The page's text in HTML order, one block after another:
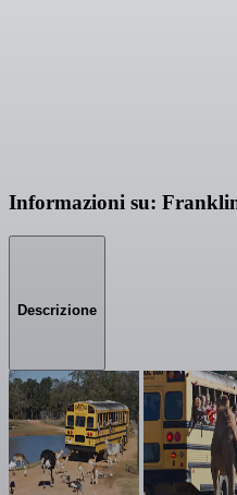
Informazioni su:
Descrizione